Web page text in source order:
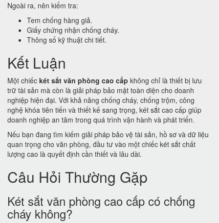
Ngoài ra, nên kiểm tra:
Tem chống hàng giả.
Giấy chứng nhận chống cháy.
Thông số kỹ thuật chi tiết.
Kết Luận
Một chiếc két sắt văn phòng cao cấp không chỉ là thiết bị lưu
trữ tài sản mà còn là giải pháp bảo mật toàn diện cho doanh
nghiệp hiện đại. Với khả năng chống cháy, chống trộm, công
nghệ khóa tiên tiến và thiết kế sang trọng, két sắt cao cấp giúp
doanh nghiệp an tâm trong quá trình vận hành và phát triển.
Nếu bạn đang tìm kiếm giải pháp bảo vệ tài sản, hồ sơ và dữ liệu
quan trọng cho văn phòng, đầu tư vào một chiếc két sắt chất
lượng cao là quyết định cần thiết và lâu dài.
Câu Hỏi Thường Gặp
Két sắt văn phòng cao cấp có chống
cháy không?